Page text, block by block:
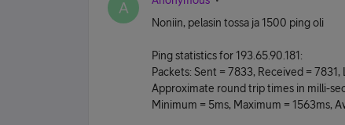
A
Noniin, pelasin tossa ja 1500 ping oli
Ping statistics for 193.65.90.181:
Packets: Sent = 7833, Received = 7831,
Approximate round trip times in milli-
Minimum = 5ms, Maximum = 1563ms,